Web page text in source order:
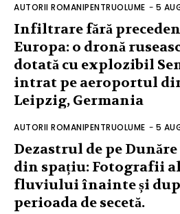
AUTORII ROMANIPENTRUOLUME - 5
Infiltrare fără
Europa: o dronă
dotată cu explozibil
intrat pe aeroportul
Leipzig, Germania
AUTORII ROMANIPENTRUOLUME - 5
Dezastrul de pe
din spațiu: Fotografii
fluviului înainte și
perioada de secetă.